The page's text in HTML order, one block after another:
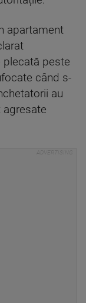
apartament
plecată peste
când s-
au